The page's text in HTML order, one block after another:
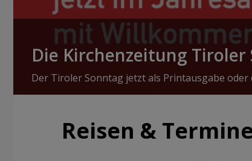
Die Kirchenzeitung Tiroler
Der Tiroler Sonntag jetzt als Printausgabe oder
Reisen &